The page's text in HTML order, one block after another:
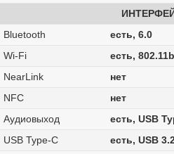
Bluetooth
есть, 6.0
Wi-Fi
есть,
NearLink
нет
NFC
нет
Аудиовыход
есть, USB
USB Type-C
есть, USB